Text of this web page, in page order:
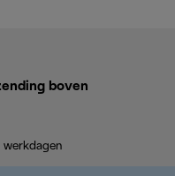
boven
werkdagen